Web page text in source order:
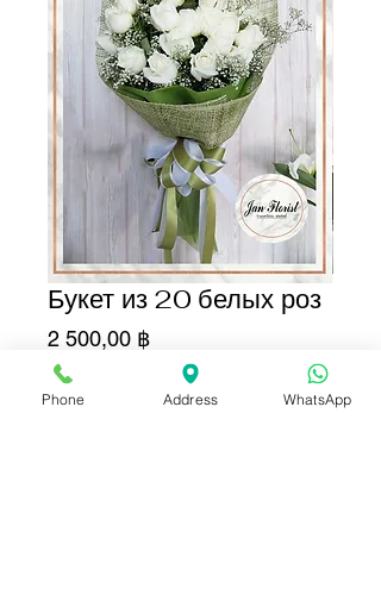
Букет из 20 белых роз
2 500,00 ฿Цена
Количество
Phone Address WhatsApp